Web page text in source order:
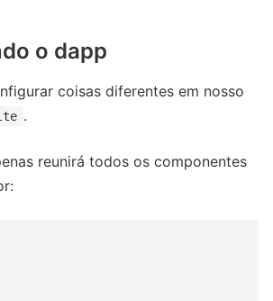
o dapp
coisas diferentes em nosso
.
reunirá todos os componentes